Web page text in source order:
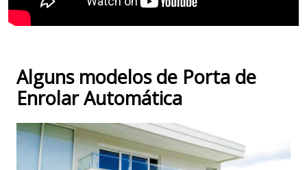
Alguns modelos de Porta de
Enrolar Automática